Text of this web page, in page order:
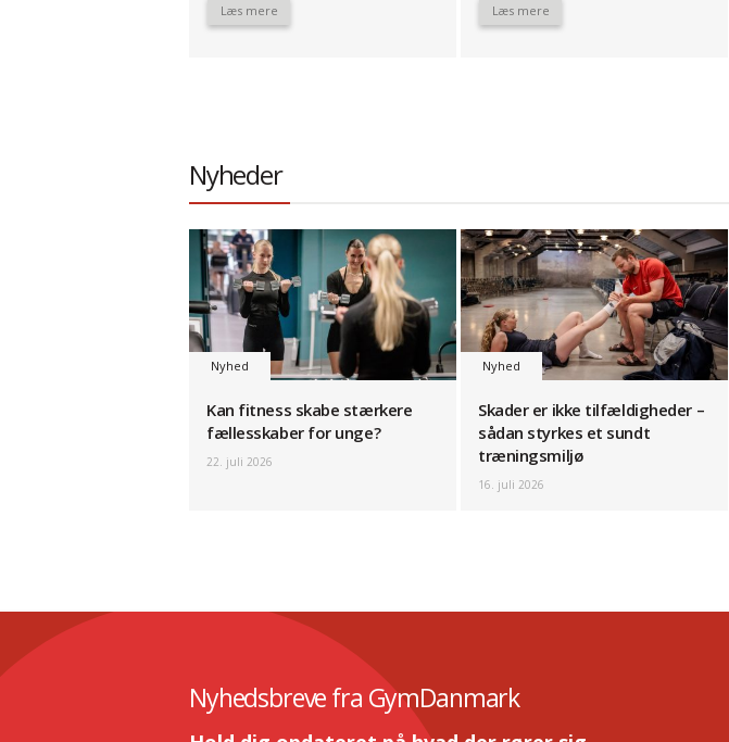
Læs mere Læs mere
Nyheder
Nyhed
Kan fitness skabe stærkere
fællesskaber for unge?
22. juli 2026
Nyhed
Skader er ikke tilfældigheder –
sådan styrkes et sundt
træningsmiljø
16. juli 2026
Nyhedsbreve fra GymDanmark